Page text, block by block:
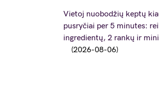
Vietoj nuobodžių keptų
pusryčiai per 5 minutes:
ingredientų, 2 rankų ir
2026-08-06